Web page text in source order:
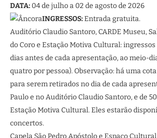
DATA: 04 de julho a 02 de agosto de 2026
INGRESSOS:Entrada gratuita.
Auditório Claudio Santoro, CARDE Museu,
do Coro e Estação Motiva Cultural: ingressos
dias antes de cada apresentação, ao meio-
quatro por pessoa). Observação: há uma
para serem retirados no dia de cada
Paulo e no Auditório Claudio Santoro, e de
Estação Motiva Cultural. Eles estarão
concertos.
Capela São Pedro Apóstolo e Espaço